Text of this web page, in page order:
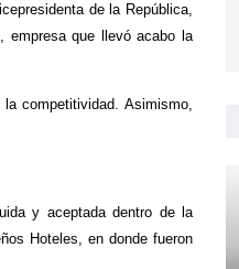
de la República,
empresa que llevó acabo la
competitividad. Asimismo,
y aceptada dentro de la
Hoteles, en donde fueron